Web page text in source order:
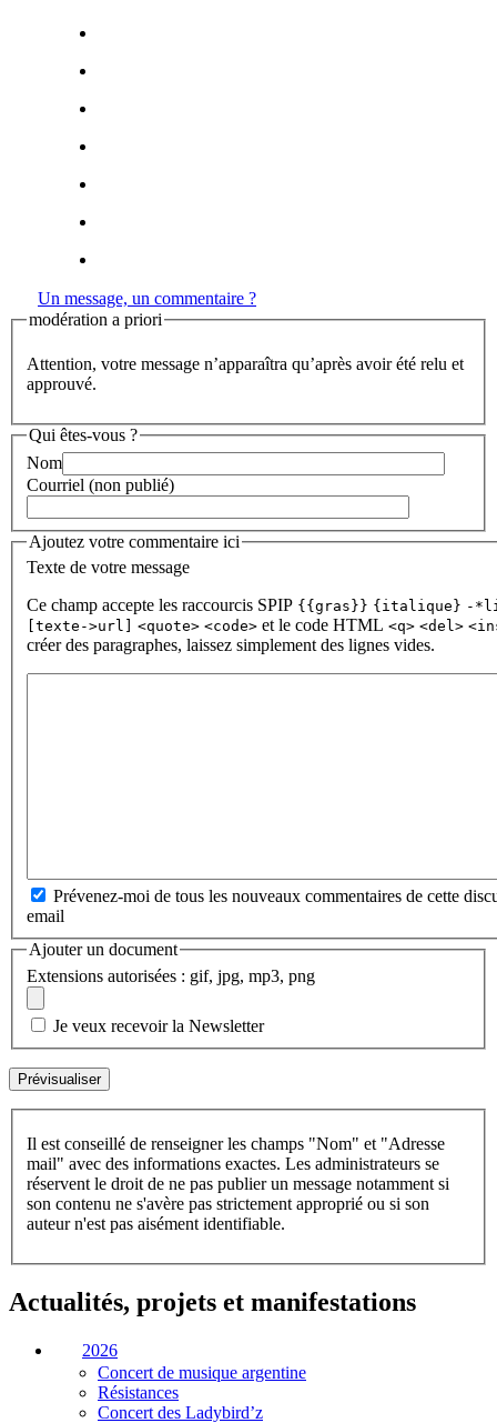
Un message, un commentaire ?
modération a priori
Attention, votre message n’apparaîtra qu’après avoir été relu et
approuvé.
Qui êtes-vous ?
Nom
Courriel (non publié)
Ajoutez votre commentaire ici
Texte de votre message
Ce champ accepte les raccourcis SPIP {{gras}} {italique} -
[texte->url]
<quote> <code> et le code HTML <q> <del>
créer des paragraphes, laissez simplement des lignes vides.
Prévenez-moi de tous les nouveaux commentaires de cette
email
Ajouter un document
Extensions autorisées : gif, jpg, mp3, png
Je veux recevoir la Newsletter
Il est conseillé de renseigner les champs "Nom" et "Adresse
mail" avec des informations exactes. Les administrateurs se
réservent le droit de ne pas publier un message notamment si
son contenu ne s'avère pas strictement approprié ou si son
auteur n'est pas aisément identifiable.
Actualités, projets et manifestations
2026
Concert de musique argentine
Résistances
Concert des Ladybird’z